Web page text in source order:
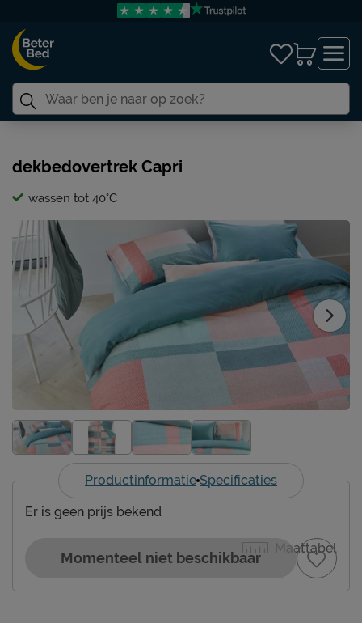
dekbedovertrek Capri
wassen tot 40°C
Productinformatie Specificaties
Maattabel
Er is geen prijs bekend
Momenteel niet beschikbaar